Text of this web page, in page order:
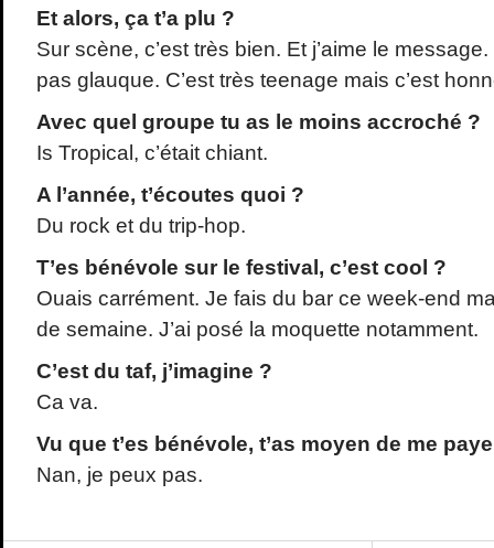
Et alors, ça t’a plu ?
Sur scène, c’est très bien. Et j’aime le
pas glauque. C’est très teenage mais c’est
Avec quel groupe tu as le moins accroché ?
Is Tropical, c’était chiant.
A l’année, t’écoutes quoi ?
Du rock et du trip-hop.
T’es bénévole sur le festival, c’est cool ?
Ouais carrément. Je fais du bar ce week-end
de semaine. J’ai posé la moquette notamment.
C’est du taf, j’imagine ?
Ca va.
Vu que t’es bénévole, t’as moyen de me
Nan, je peux pas.